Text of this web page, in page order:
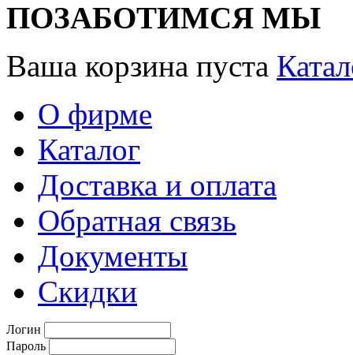
ПОЗАБОТИМСЯ МЫ
Ваша корзина пуста
О фирме
Каталог
Доставка и оплата
Обратная связь
Документы
Скидки
Логин
Пароль